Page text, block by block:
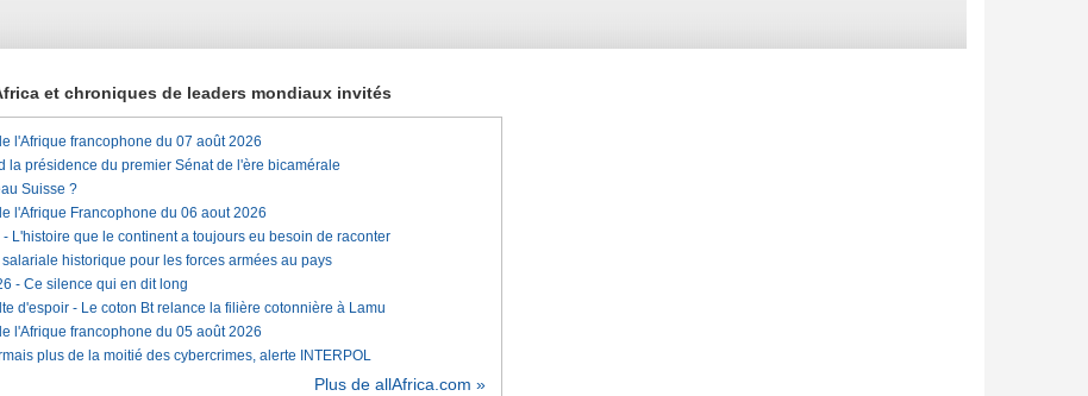
et chroniques de leaders mondiaux invités
l'Afrique francophone du 07 août 2026
la présidence du premier Sénat de l'ère bicamérale
Suisse ?
l'Afrique Francophone du 06 aout 2026
- L'histoire que le continent a toujours eu besoin de raconter
historique pour les forces armées au pays
- Ce silence qui en dit long
d'espoir - Le coton Bt relance la filière cotonnière à Lamu
l'Afrique francophone du 05 août 2026
plus de la moitié des cybercrimes, alerte INTERPOL
Plus de allAfrica.com »